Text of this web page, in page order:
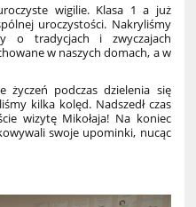
wigilie. Klasa 1 a już
uroczystości. Nakryliśmy
o tradycjach i zwyczajach
w naszych domach, a w
życzeń podczas dzielenia się
kilka kolęd. Nadszedł czas
wizytę Mikołaja! Na koniec
swoje upominki, nucąc